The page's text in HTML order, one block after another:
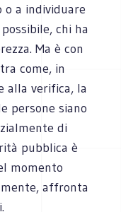
o a individuare
chi ha
Ma è con
come, in
alla verifica, la
persone siano
di
pubblica è
momento
affronta